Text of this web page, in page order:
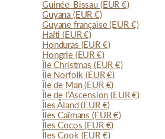
Guinée-Bissau (EUR €)
Guyana (EUR €)
Guyane française(EUR €)
Haïti(EUR €)
Honduras (EUR €)
Hongrie (EUR €)
Île Christmas (EUR €)
Île Norfolk(EUR €)
Île de Man(EUR €)
Île de l’Ascension(EUR €)
Îles Åland(EUR €)
Îles Caïmans(EUR €)
Îles Cocos(EUR €)
Îles Cook (EUR €)